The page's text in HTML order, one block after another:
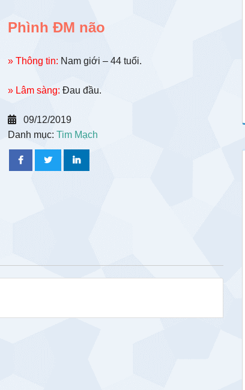
Phình ĐM não
» Thông tin: Nam giới – 44 tuổi.
» Lâm sàng: Đau đầu.
09/12/2019
Danh mục: Tim Mạch